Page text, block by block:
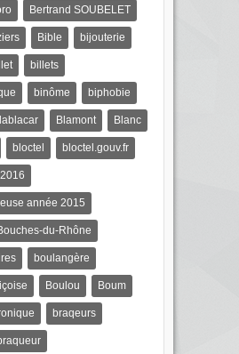
Bertrand SOUBELET
Bible bijouterie
billets
binôme biphobie
Blamont Blanc
bloctel bloctel.gouv.fr
année 2015
du-Rhône
boulangère
Boulou Boum
braqeurs